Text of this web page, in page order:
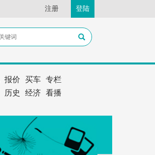
注册 登陆
报价 买车 专栏
历史 经济 看播